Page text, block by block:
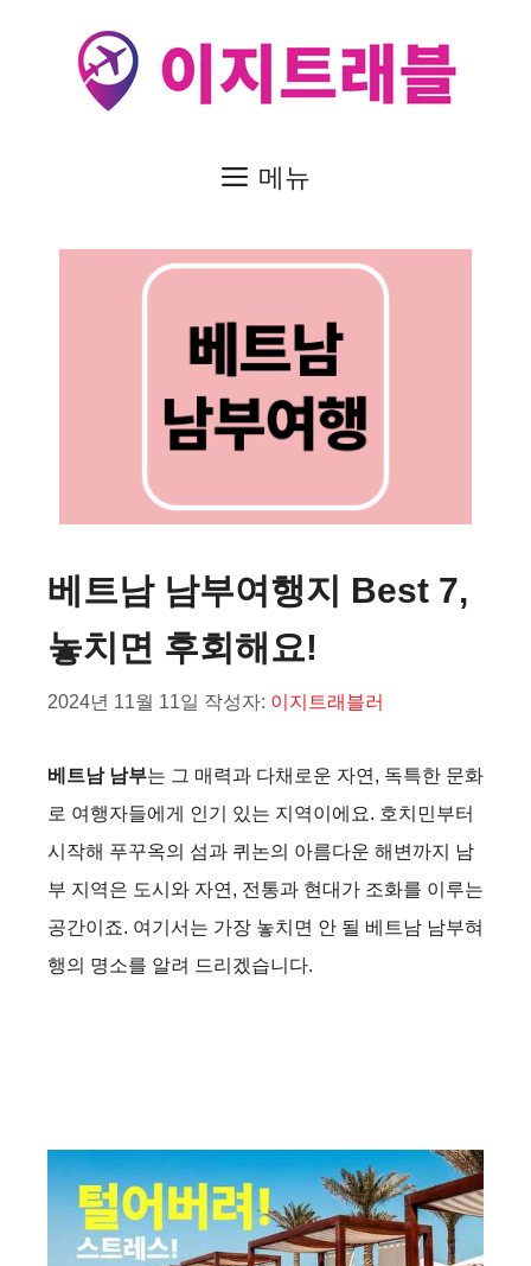
메뉴
베트남 남부여행지 Best 7,
놓치면 후회해요!
2024년 11월 11일 작성자: 이지트래블러
베트남 남부는 그 매력과 다채로운 자연, 독특한 문화
로 여행자들에게 인기 있는 지역이에요. 호치민부터
시작해 푸꾸옥의 섬과 퀴논의 아름다운 해변까지 남
부 지역은 도시와 자연, 전통과 현대가 조화를 이루는
공간이죠. 여기서는 가장 놓치면 안 될 베트남 남부혀
행의 명소를 알려 드리겠습니다.